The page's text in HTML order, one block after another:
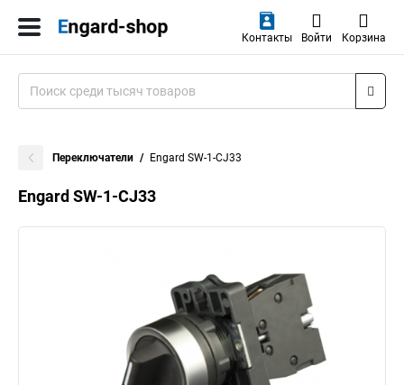
Контакты Войти Корзина
Переключатели Engard SW-1-CJ33
Engard SW-1-CJ33